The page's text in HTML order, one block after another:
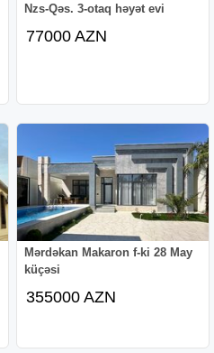
Nzs-Qəs. 3-otaq həyət evi
77000 AZN
Mərdəkan Makaron f-ki 28 May
küçəsi
355000 AZN